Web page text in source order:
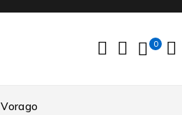
0
Vorago